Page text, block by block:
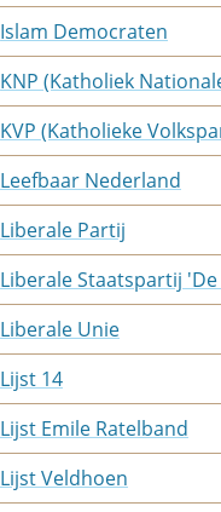
Islam Democraten
KNP (Katholiek
KVP (Katholieke
Leefbaar Nederland
Liberale Partij
Liberale Staatspartij
Liberale Unie
Lijst 14
Lijst Emile Ratelband
Lijst Veldhoen